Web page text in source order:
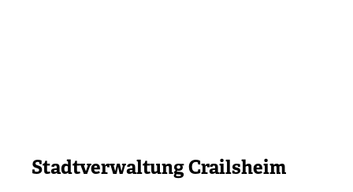
Stadtverwaltung Crailsheim